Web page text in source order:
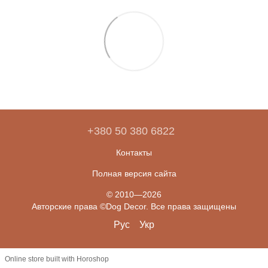
+380 50 380 6822
Контакты
Полная версия сайта
© 2010—2026
Авторские права ©Dog Decor. Все права защищены
Рус Укр
Online store built with Horoshop